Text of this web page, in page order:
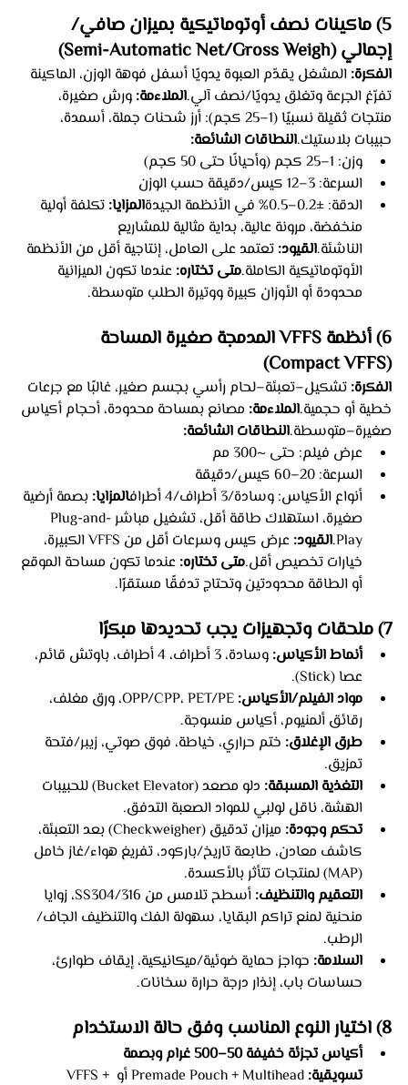
5) ماكينات نصف أوتوماتيكية بميزان صافي/
إجمالي (Semi-Automatic Net/Gross Weigh)
الفكرة: المشغل يقدّم العبوة يدويًا أسفل فوهة الوزن، الماكينة
تفرّغ الجرعة وتغلق يدويًا/نصف آلي.الملاءمة: ورش صغيرة،
منتجات ثقيلة نسبيًا (1–25 كجم): أرز شحنات جملة، أسمدة،
حبيبات بلاستيك.النطاقات الشائعة:
وزن: 1–25 كجم (وأحيانًا حتى 50 كجم)
السرعة: 3–12 كيس/دقيقة حسب الوزن
الدقة: ±0.2–0.5% في الأنظمة الجيدة
المزايا: تكلفة أولية
منخفضة، مرونة عالية، بداية مثالية للمشاريع
الناشئة.القيود: تعتمد على العامل، إنتاجية أقل من الأنظمة
الأوتوماتيكية الكاملة.متى تختاره: عندما تكون الميزانية
محدودة أو الأوزان كبيرة ووتيرة الطلب متوسطة.
6) أنظمة VFFS المدمجة صغيرة المساحة
(Compact VFFS)
الفكرة: تشكيل–تعبئة–لحام رأسي بجسم صغير، غالبًا مع جرعات
خطية أو حجمية.الملاءمة: مصانع بمساحة محدودة، أحجام أكياس
صغيرة–متوسطة.النطاقات الشائعة:
عرض فيلم: حتى ~300 مم
السرعة: 20–60 كيس/دقيقة
أنواع الأكياس: وسادة/3 أطراف/4 أطراف
المزايا: بصمة أرضية
صغيرة، استهلاك طاقة أقل، تشغيل مباشر Plug-and-
Play.القيود:
عرض كيس وسرعات أقل من VFFS الكبيرة،
خيارات تخصيص أقل.متى تختاره: عندما تكون مساحة الموقع
أو الطاقة محدودتين وتحتاج تدفقًا مستقرًا.
7) ملحقات وتجهيزات يجب تحديدها مبكرًا
أنماط الأكياس:
وسادة، 3 أطراف، 4 أطراف، باوتش قائم،
عصا (Stick).
مواد الفيلم/الأكياس:
OPP/CPP، PET/PE، ورق مغلف،
رقائق ألمنيوم، أكياس منسوجة.
طرق الإغلاق: ختم حراري، خياطة، فوق صوتي، زيبر/فتحة
تمزيق.
التغذية المسبقة:
دلو مصعد (Bucket Elevator) للحبيبات
الهشة، ناقل لولبي للمواد الصعبة التدفق.
تحكم وجودة:
ميزان تدقيق (Checkweigher) بعد التعبئة،
كاشف معادن، طابعة تاريخ/باركود، تفريغ هواء/غاز خامل
(MAP) لمنتجات تتأثر بالأكسدة.
التعقيم والتنظيف:
أسطح تلامس من SS304/316، زوايا
منحنية لمنع تراكم البقايا، سهولة الفك والتنظيف الجاف/
الرطب.
السلامة: حواجز حماية ضوئية/ميكانيكية، إيقاف طوارئ،
حساسات باب، إنذار درجة حرارة سخانات.
8) اختيار النوع المناسب وفق حالة الاستخدام
أكياس تجزئة خفيفة 50–500 غرام وبصمة
تسويقية:
Premade Pouch + Multihead أو VFFS +